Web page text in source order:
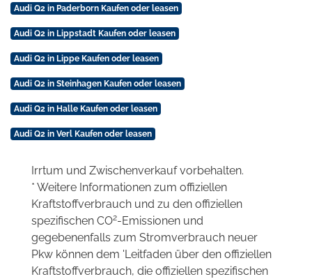
Audi Q2 in Paderborn Kaufen oder leasen
Audi Q2 in Lippstadt Kaufen oder leasen
Audi Q2 in Lippe Kaufen oder leasen
Audi Q2 in Steinhagen Kaufen oder leasen
Audi Q2 in Halle Kaufen oder leasen
Audi Q2 in Verl Kaufen oder leasen
Irrtum und Zwischenverkauf vorbehalten.
* Weitere Informationen zum offiziellen
Kraftstoffverbrauch und zu den offiziellen
spezifischen CO2-Emissionen und
gegebenenfalls zum Stromverbrauch neuer
Pkw können dem 'Leitfaden über den offiziellen
Kraftstoffverbrauch, die offiziellen spezifischen